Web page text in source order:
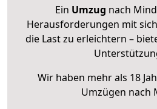
Ein Umzug nach
Herausforderungen mit
die Last zu erleichtern –
Wir haben mehr als 18
Umzügen nach